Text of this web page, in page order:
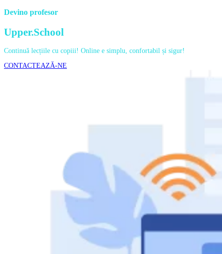
Devino profesor
Upper.School
Continuă lecțiile cu copiii! Online e simplu, confortabil și sigur!
CONTACTEAZĂ-NE